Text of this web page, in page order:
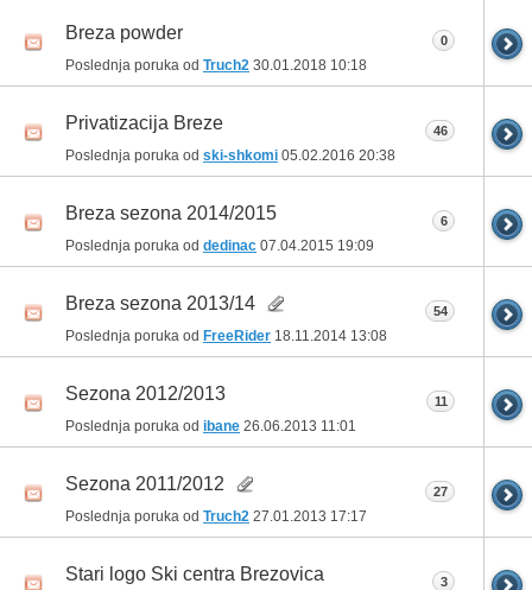
Breza powder
Poslednja poruka od Truch2 30.01.2018 10:18
0
Privatizacija Breze
Poslednja poruka od ski-shkomi 05.02.2016 20:38
46
Breza sezona 2014/2015
Poslednja poruka od dedinac 07.04.2015 19:09
6
Breza sezona 2013/14
Poslednja poruka od FreeRider 18.11.2014 13:08
54
Sezona 2012/2013
Poslednja poruka od ibane 26.06.2013 11:01
11
Sezona 2011/2012
Poslednja poruka od Truch2 27.01.2013 17:17
27
Stari logo Ski centra Brezovica 3